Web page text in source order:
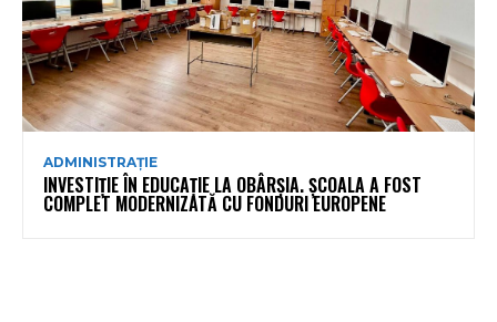
ADMINISTRAȚIE
INVESTIȚIE ÎN EDUCAȚIE LA OBÂRȘIA. ȘCOALA A FOST
COMPLET MODERNIZATĂ CU FONDURI EUROPENE